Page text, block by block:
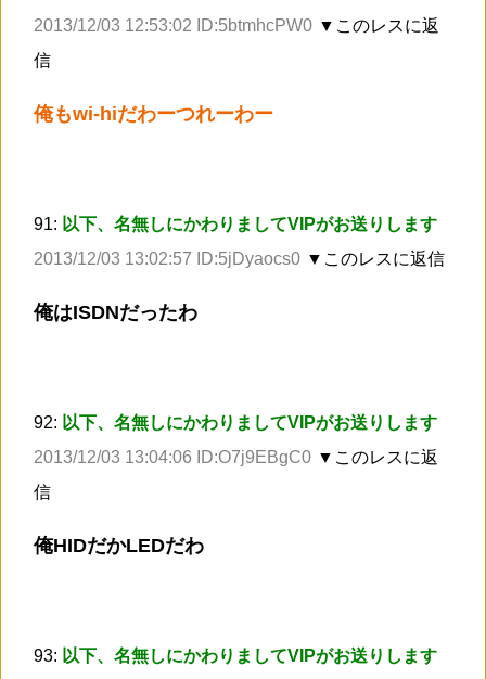
2013/12/03 12:53:02 ID:5btmhcPW0 ▼このレスに返
信
俺もwi-hiだわーつれーわー
91: 以下、名無しにかわりましてVIPがお送りします
2013/12/03 13:02:57 ID:5jDyaocs0 ▼このレスに返信
俺はISDNだったわ
92: 以下、名無しにかわりましてVIPがお送りします
2013/12/03 13:04:06 ID:O7j9EBgC0 ▼このレスに返
信
俺HIDだかLEDだわ
93: 以下、名無しにかわりましてVIPがお送りします